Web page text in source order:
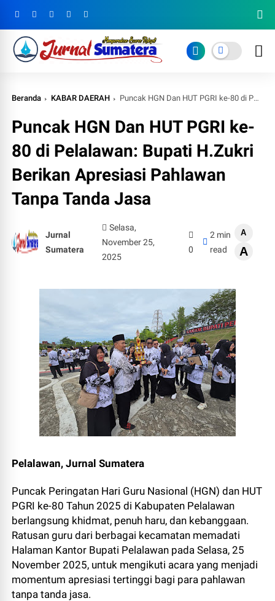
Beranda KABAR DAERAH Puncak HGN Dan HUT PGRI ke-80 di Pelalawan: Bupati H.Zukri Berikan Apresiasi Pahlawan Tanpa Tanda Jasa
Puncak HGN Dan HUT PGRI ke-
80 di Pelalawan: Bupati H.Zukri
Berikan Apresiasi Pahlawan
Tanpa Tanda Jasa
Jurnal
Sumatera
Selasa,
November 25,
2025
0
2 min
read
A
A
Pelalawan, Jurnal Sumatera
Puncak Peringatan Hari Guru Nasional (HGN) dan HUT
PGRI ke-80 Tahun 2025 di Kabupaten Pelalawan
berlangsung khidmat, penuh haru, dan kebanggaan.
Ratusan guru dari berbagai kecamatan memadati
Halaman Kantor Bupati Pelalawan pada Selasa, 25
November 2025, untuk mengikuti acara yang menjadi
momentum apresiasi tertinggi bagi para pahlawan
tanpa tanda jasa.